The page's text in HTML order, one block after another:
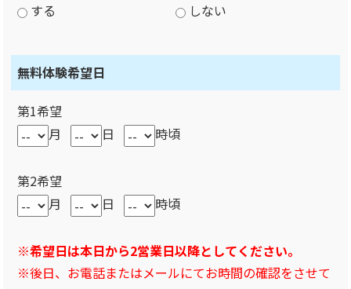
する
しない
無料体験希望日
第1希望
月
日 時頃
第2希望
月
日 時頃
※希望日は本日から2営業日以降としてください。
※後日、お電話またはメールにてお時間の確認をさせて